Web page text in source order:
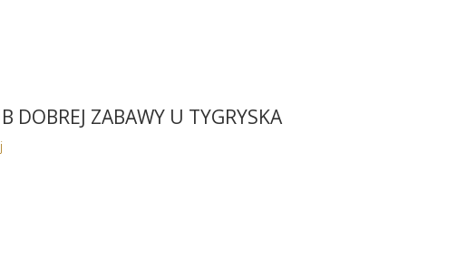
DOBREJ ZABAWY U TYGRYSKA